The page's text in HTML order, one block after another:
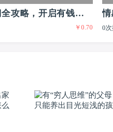
攻略，开启有钱有趣
人职业
￥0.70
情
0